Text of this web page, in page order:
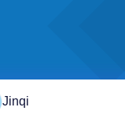
Jinqi